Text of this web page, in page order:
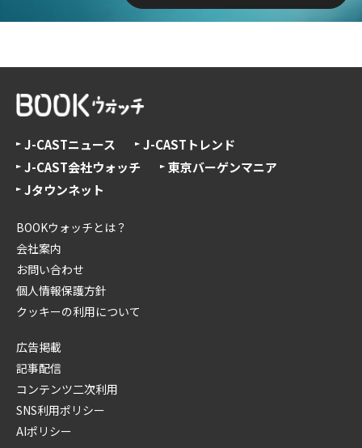
J-CASTニュース
J-CASTトレンド
J-CAST会社ウォッチ
東京バーゲンマニア
Jタウンネット
BOOKウォッチとは？
会社案内
お問い合わせ
個人情報保護方針
クッキーの利用について
広告掲載
記事配信
コンテンツ二次利用
SNS利用ポリシー
AIポリシー